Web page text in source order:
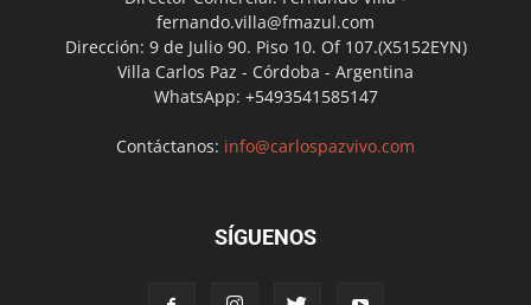
fernando.villa@fmazul.com
Dirección: 9 de Julio 90. Piso 10. Of 107.(X5152EYN)
Villa Carlos Paz - Córdoba - Argentina
WhatsApp: +5493541585147
Contáctanos: info@carlospazvivo.com
SÍGUENOS